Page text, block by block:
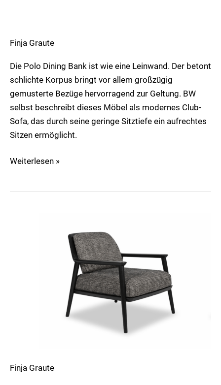
Finja Graute
Die Polo Dining Bank ist wie eine Leinwand. Der betont
schlichte Korpus bringt vor allem großzügig
gemusterte Bezüge hervorragend zur Geltung. BW
selbst beschreibt dieses Möbel als modernes Club-
Sofa, das durch seine geringe Sitztiefe ein aufrechtes
Sitzen ermöglicht.
Weiterlesen »
Finja Graute